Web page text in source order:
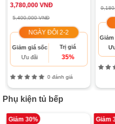
3,780,000 VNĐ
5,400,000 VNĐ
NGÀY ĐÔI 2-2
Giảm giá sốc
Ưu đãi
Trị giá
35%
0 đánh giá
Phụ kiện tủ bếp
Giảm 30% Giảm